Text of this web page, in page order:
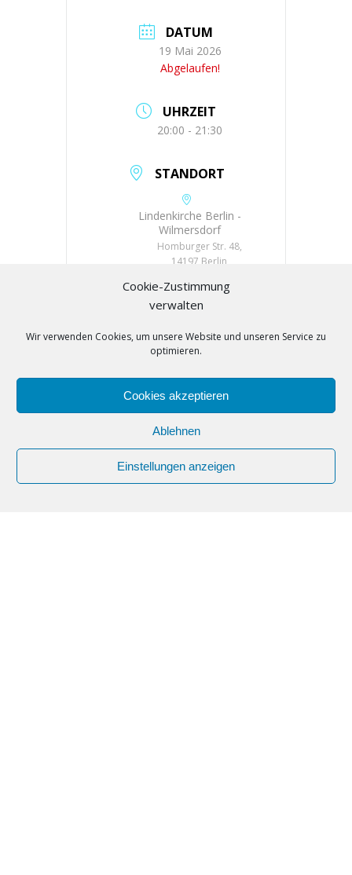
Cookie-Zustimmung
verwalten
Wir verwenden Cookies, um unsere Website und unseren Service zu
optimieren.
Cookies akzeptieren
Ablehnen
Einstellungen anzeigen
DATUM
19 Mai 2026
Abgelaufen!
UHRZEIT
20:00 - 21:30
STANDORT
Lindenkirche Berlin -
Wilmersdorf
Homburger Str. 48,
14197 Berlin
KATEGORIE
Tanzunterricht
TSC Grün-Weiß